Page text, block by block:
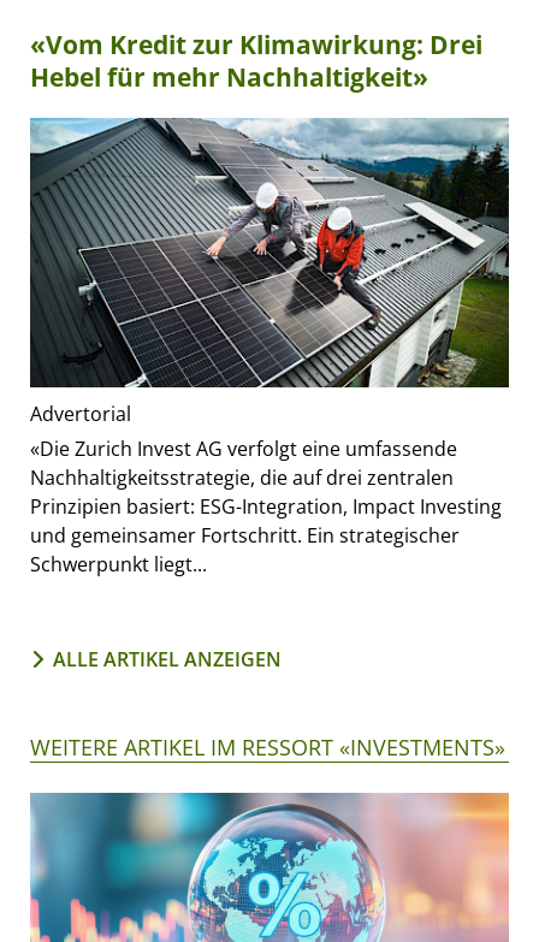
«Vom Kredit zur Klimawirkung: Drei
Hebel für mehr Nachhaltigkeit»
Advertorial
«Die Zurich Invest AG verfolgt eine umfassende
Nachhaltigkeitsstrategie, die auf drei zentralen
Prinzipien basiert: ESG-Integration, Impact Investing
und gemeinsamer Fortschritt. Ein strategischer
Schwerpunkt liegt...
ALLE ARTIKEL ANZEIGEN
WEITERE ARTIKEL IM RESSORT «INVESTMENTS»